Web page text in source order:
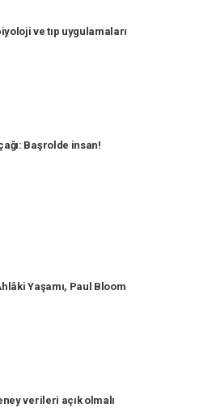
ve tıp uygulamaları
Başrolde insan!
Yaşamı, Paul Bloom
verileri açık olmalı